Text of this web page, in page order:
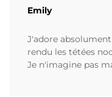
Emily
J'adore
rendu les tétées
Je n'imagine pas